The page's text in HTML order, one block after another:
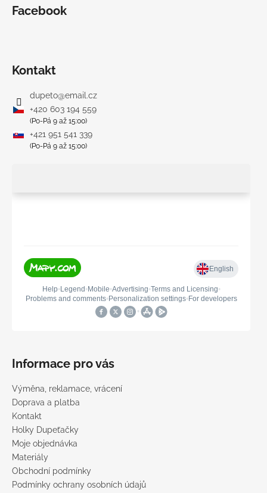
Facebook
Kontakt
dupeto@email.cz
+420 603 194 559
(Po-Pá 9 až 15:00)
+421 951 541 339
(Po-Pá 9 až 15:00)
Informace pro vás
Výměna, reklamace, vrácení
Doprava a platba
Kontakt
Holky Dupeťačky
Moje objednávka
Materiály
Obchodní podmínky
Podmínky ochrany osobních údajů